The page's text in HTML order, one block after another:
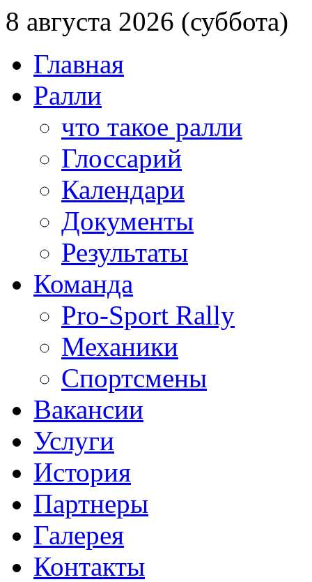
8 августа 2026 (суббота)
Главная
Ралли
что такое ралли
Глоссарий
Календари
Документы
Результаты
Команда
Pro-Sport Rally
Механики
Спортсмены
Вакансии
Услуги
История
Партнеры
Галерея
Контакты